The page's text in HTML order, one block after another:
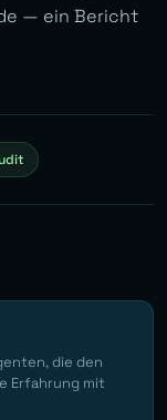
— ein Bericht
die den
Erfahrung mit